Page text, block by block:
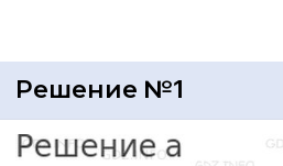
Решение №1